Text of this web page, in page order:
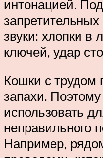
интонацией.
звуки: хлопки в
ключей, удар
Кошки с трудом
запахи.
использовать
неправильного
Например,